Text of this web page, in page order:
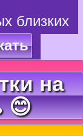
близких
на
😊